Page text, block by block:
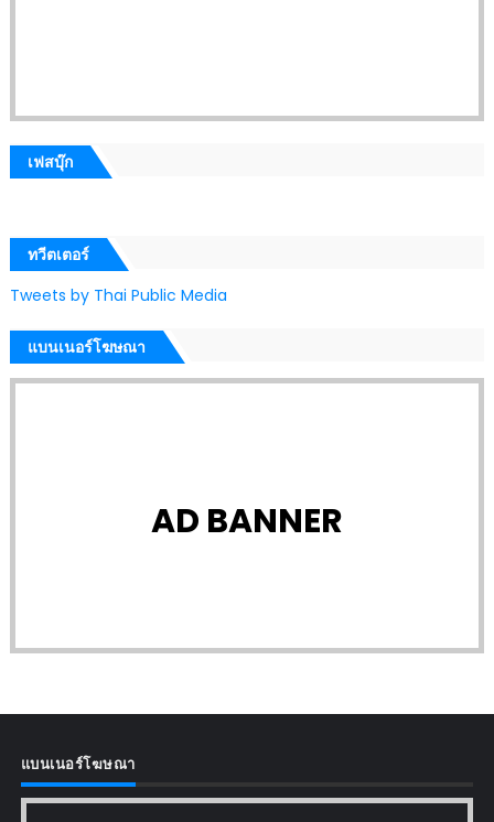
เฟสบุ๊ก
ทวีตเตอร์
Tweets by Thai Public Media
แบนเนอร์โฆษณา
AD BANNER
แบนเนอร์โฆษณา